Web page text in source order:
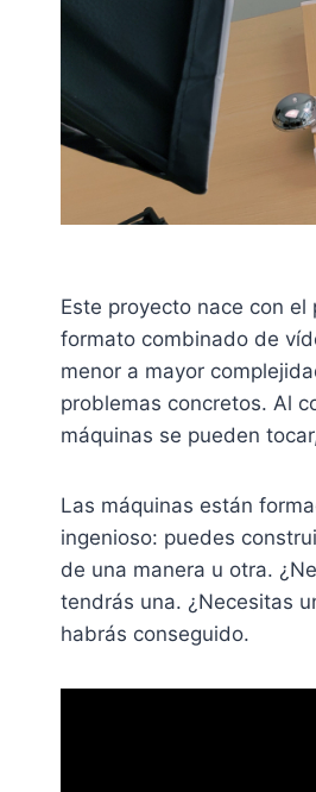
Este proyecto nace con
formato combinado de
menor a mayor
problemas concretos. Al
máquinas se pueden
Las máquinas están
ingenioso: puedes
de una manera u otra.
tendrás una. ¿Necesitas
habrás conseguido.